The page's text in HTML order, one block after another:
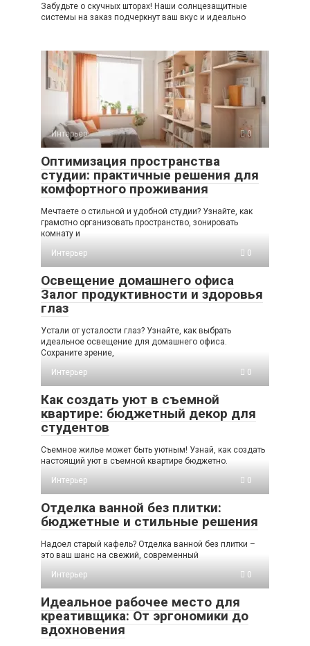
Забудьте о скучных шторах! Наши солнцезащитные
системы на заказ подчеркнут ваш вкус и идеально
Интерьер 0
Оптимизация пространства
студии: практичные решения для
комфортного проживания
Мечтаете о стильной и удобной студии? Узнайте, как
грамотно организовать пространство, зонировать
комнату и
Интерьер
0
Освещение домашнего офиса
Залог продуктивности и здоровья
глаз
Устали от усталости глаз? Узнайте, как выбрать
идеальное освещение для домашнего офиса.
Сохраните зрение,
Интерьер
0
Как создать уют в съемной
квартире: бюджетный декор для
студентов
Съемное жилье может быть уютным! Узнай, как создать
настоящий уют в съемной квартире бюджетно.
Интерьер
0
Отделка ванной без плитки:
бюджетные и стильные решения
Надоел старый кафель? Отделка ванной без плитки –
это ваш шанс на свежий, современный
Интерьер
0
Идеальное рабочее место для
креативщика: От эргономики до
вдохновения